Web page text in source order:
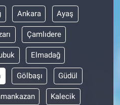
Ankara Ayaş
Çamlıdere
Elmadağ
Gölbaşı Güdül
Kalecik